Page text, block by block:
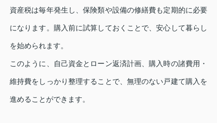
資産税は毎年発生し、保険類や設備の修繕費も定期的に必要
になります。購入前に試算しておくことで、安心して暮らし
を始められます。
このように、自己資金とローン返済計画、購入時の諸費用・
維持費をしっかり整理することで、無理のない戸建て購入を
進めることができます。